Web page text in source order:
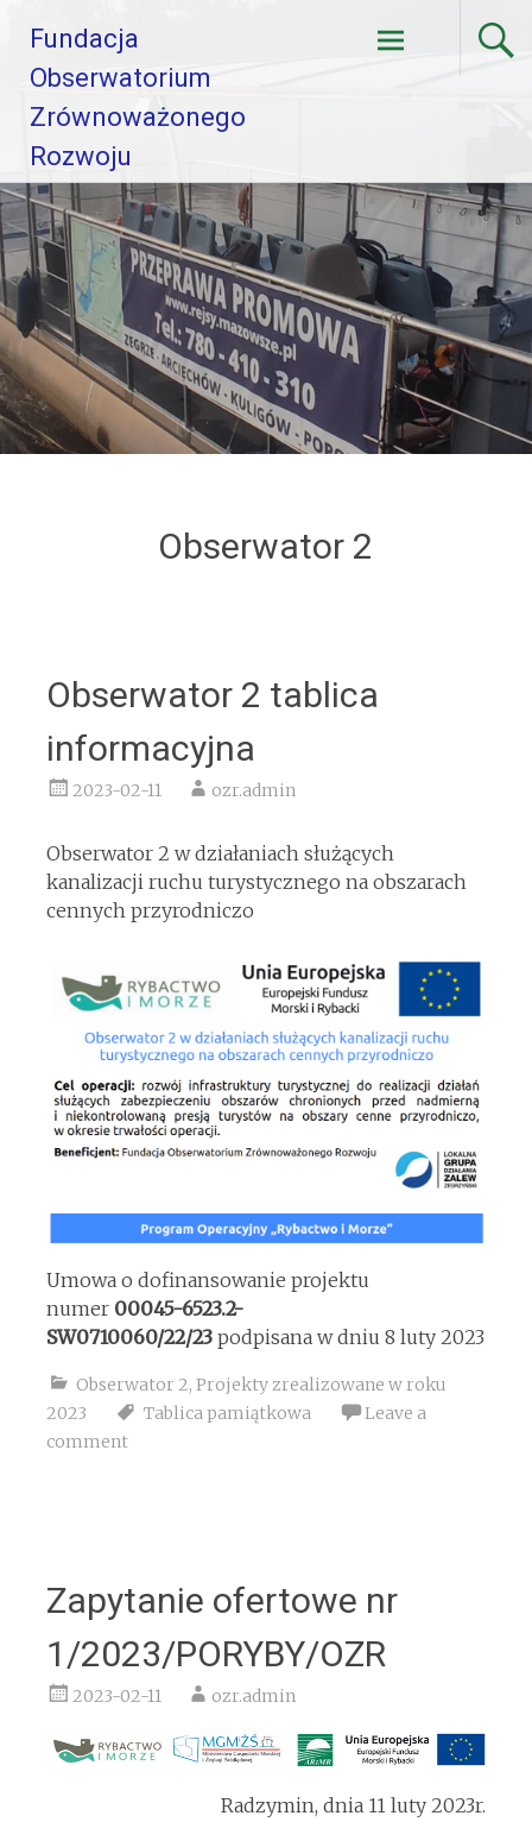
content
Fundacja
Obserwatorium
Zrównoważonego
Rozwoju
Obserwator 2
Obserwator 2 tablica
informacyjna
2023-02-11 ozr.admin
Obserwator 2 w działaniach służących
kanalizacji ruchu turystycznego na obszarach
cennych przyrodniczo
Umowa o dofinansowanie projektu
numer 00045-6523.2-
SW0710060/22/23podpisana w dniu 8 luty 2023
Obserwator 2, Projekty zrealizowane w roku
2023
Tablica pamiątkowa
Leave a
comment
Zapytanie ofertowe nr
1/2023/PORYBY/OZR
2023-02-11 ozr.admin
Radzymin, dnia 11 luty 2023r.